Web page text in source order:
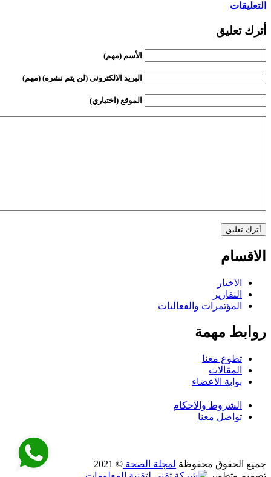
التعليقات
أترك تعليق
الأسم (مهم)
البريد الالكترونى (لن يتم نشره) (مهم)
الموقع (اختياري)
الاقسام
الاخبار
التقارير
المؤتمرات والفعاليات
روابط مهمة
تطوع معنا
المقالات
بوابة الاعضاء
الشروط والاحكام
تواصل معنا
جميع الحقوق محفوظة لمجلة الصحة © 2021